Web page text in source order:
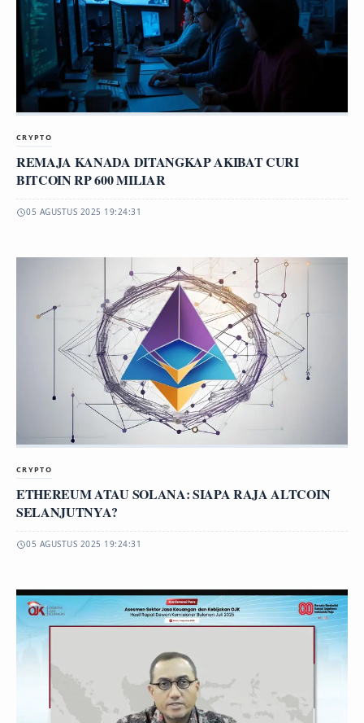
CRYPTO
REMAJA KANADA DITANGKAP AKIBAT CURI
BITCOIN RP 600 MILIAR
05 AGUSTUS 2025 19:24:31
CRYPTO
ETHEREUM ATAU SOLANA: SIAPA RAJA ALTCOIN
SELANJUTNYA?
05 AGUSTUS 2025 19:24:31